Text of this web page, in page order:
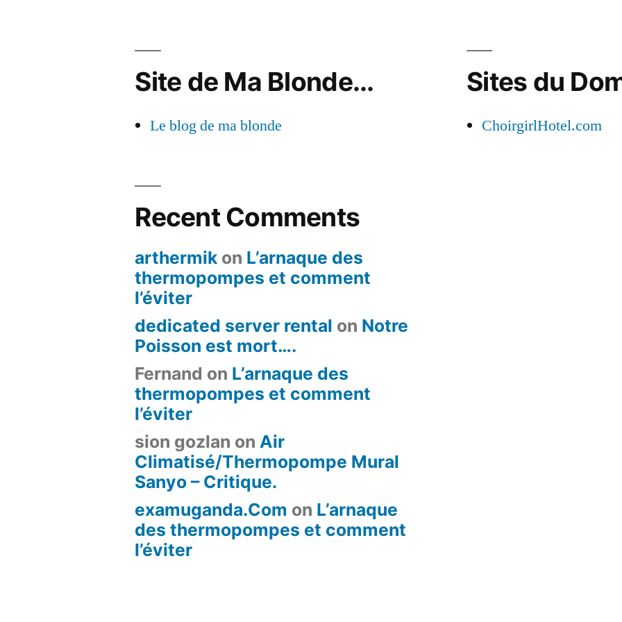
Site de Ma Blonde...
Le blog de ma blonde
Sites du
ChoirgirlHotel.com
Recent Comments
arthermik on L’arnaque des
thermopompes et comment
l’éviter
dedicated server rental on Notre
Poisson est mort….
Fernand on L’arnaque des
thermopompes et comment
l’éviter
sion gozlan onAir
Climatisé/Thermopompe Mural
Sanyo – Critique.
examuganda.Com on L’arnaque
des thermopompes et comment
l’éviter